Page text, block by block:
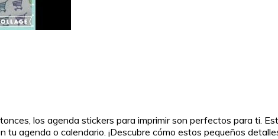
los agenda stickers para imprimir son perfectos para ti.
agenda o calendario. ¡Descubre cómo estos pequeños